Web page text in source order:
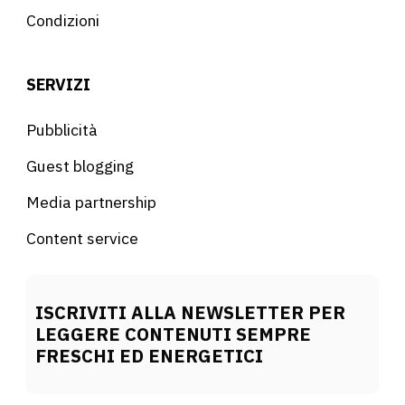
Condizioni
SERVIZI
Pubblicità
Guest blogging
Media partnership
Content service
ISCRIVITI ALLA NEWSLETTER PER
LEGGERE CONTENUTI SEMPRE
FRESCHI ED ENERGETICI